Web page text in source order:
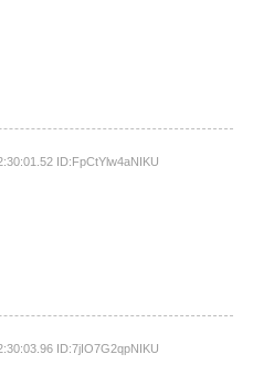
ID:FpCtYlw4aNIKU
ID:7jIO7G2qpNIKU